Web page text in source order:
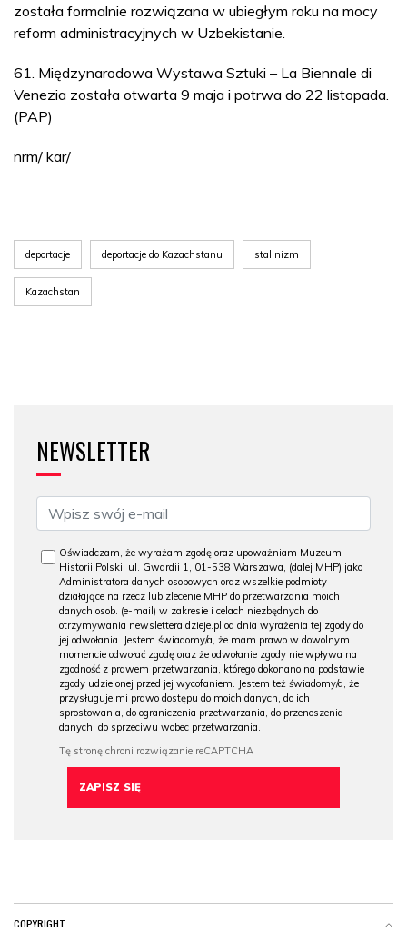
została formalnie rozwiązana w ubiegłym roku na mocy
reform administracyjnych w Uzbekistanie.
61. Międzynarodowa Wystawa Sztuki – La Biennale di
Venezia została otwarta 9 maja i potrwa do 22 listopada.
(PAP)
nrm/ kar/
deportacje deportacje do Kazachstanu stalinizm
Kazachstan
NEWSLETTER
Oświadczam, że wyrażam zgodę oraz upoważniam Muzeum
Historii Polski, ul. Gwardii 1, 01-538 Warszawa, (dalej MHP) jako
Administratora danych osobowych oraz wszelkie podmioty
działające na rzecz lub zlecenie MHP do przetwarzania moich
danych osob. (e-mail) w zakresie i celach niezbędnych do
otrzymywania newslettera dzieje.pl od dnia wyrażenia tej zgody do
jej odwołania. Jestem świadomy/a, że mam prawo w dowolnym
momencie odwołać zgodę oraz że odwołanie zgody nie wpływa na
zgodność z prawem przetwarzania, którego dokonano na podstawie
zgody udzielonej przed jej wycofaniem. Jestem też świadomy/a, że
przysługuje mi prawo dostępu do moich danych, do ich
sprostowania, do ograniczenia przetwarzania, do przenoszenia
danych, do sprzeciwu wobec przetwarzania.
COPYRIGHT